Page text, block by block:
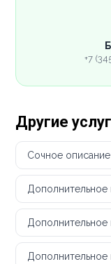
+7
Другие
Сочное
Дополнительное
Дополнительное
Дополнительное